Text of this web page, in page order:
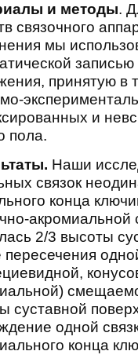
и методы.
связочного
мы
принятую в
и
пола.
Наши
связок
конца
акромиальной
2/3 высоты
суставной
одной
конца